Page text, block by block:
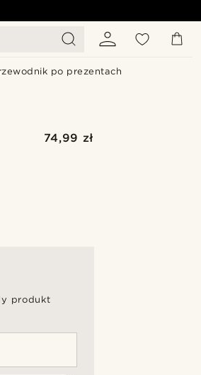
po prezentach
74,99 zł
produkt